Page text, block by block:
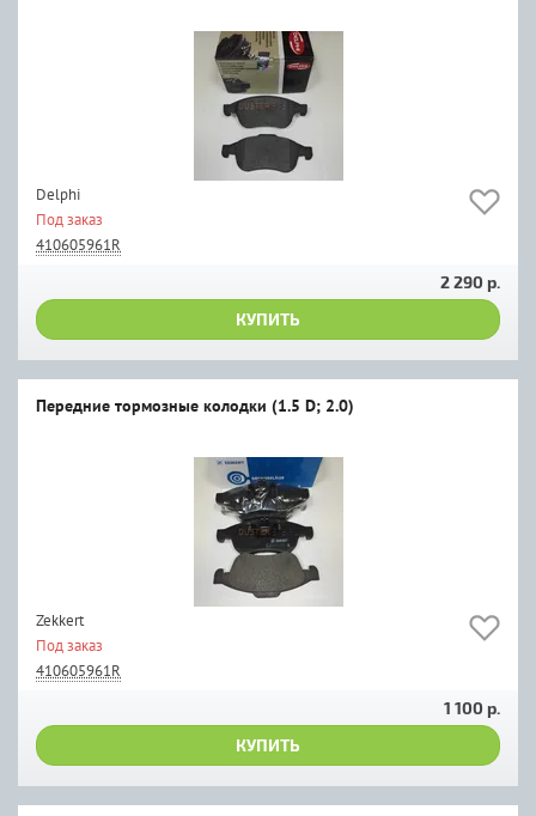
Delphi
Под заказ
410605961R
2 290 р.
КУПИТЬ
Передние тормозные колодки (1.5 D; 2.0)
Zekkert
Под заказ
410605961R
1 100 р.
КУПИТЬ